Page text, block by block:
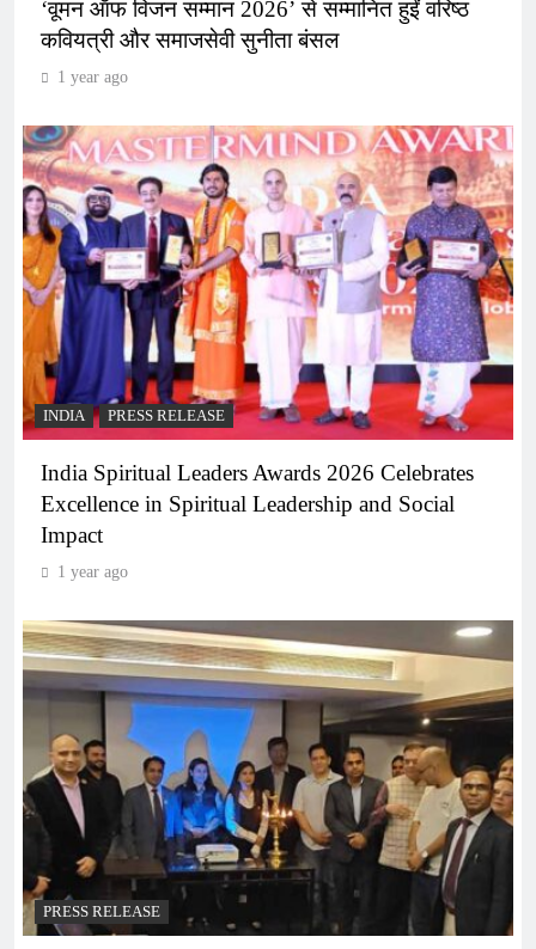
‘वूमन ऑफ विजन सम्मान 2026’ से सम्मानित हुईं वरिष्ठ
कवियत्री और समाजसेवी सुनीता बंसल
1 year ago
INDIA PRESS RELEASE
India Spiritual Leaders Awards 2026 Celebrates
Excellence in Spiritual Leadership and Social
Impact
1 year ago
PRESS RELEASE